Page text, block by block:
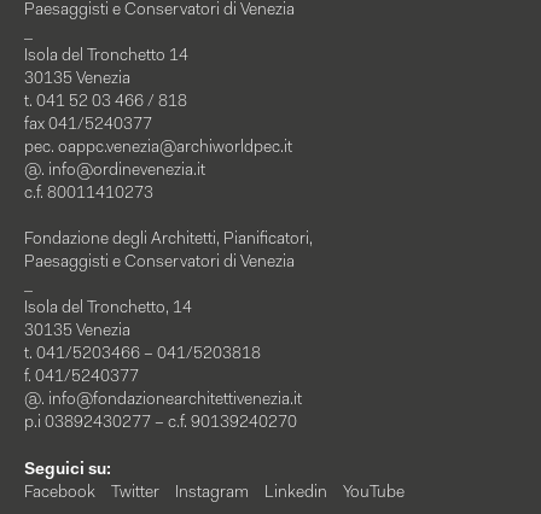
Paesaggisti e Conservatori di Venezia
Isola del Tronchetto 14
30135 Venezia
t. 041 52 03 466 / 818
fax 041/5240377
pec. oappc.venezia@archiworldpec.it
@. info@ordinevenezia.it
c.f. 80011410273
Fondazione degli Architetti, Pianificatori,
Paesaggisti e Conservatori di Venezia
Isola del Tronchetto, 14
30135 Venezia
t. 041/5203466 – 041/5203818
f. 041/5240377
@. info@fondazionearchitettivenezia.it
p.i 03892430277 – c.f. 90139240270
Seguici su:
Facebook
Twitter Instagram Linkedin YouTube